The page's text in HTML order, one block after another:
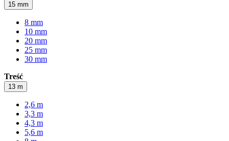
15 mm
8 mm
10 mm
20 mm
25 mm
30 mm
Treść
13 m
2,6 m
3,3 m
4,3 m
5,6 m